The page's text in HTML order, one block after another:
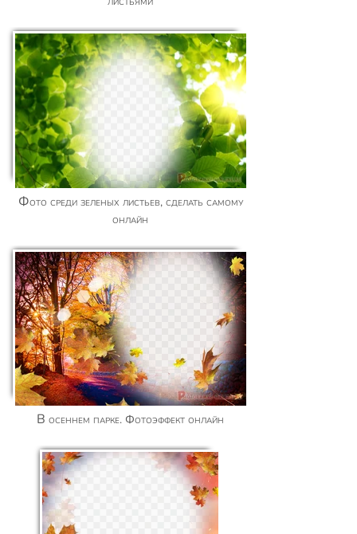
Фото среди зеленых листьев, сделать самому
онлайн
В осеннем парке. Фотоэффект онлайн